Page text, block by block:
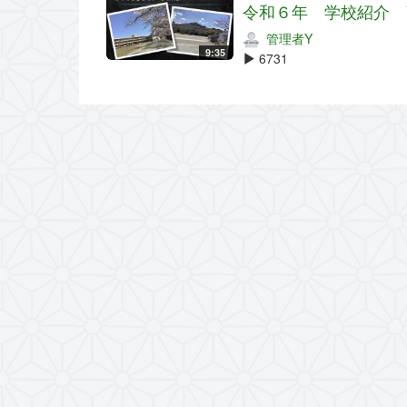
9:35
令和６年 学校紹介
管理者Y
6731